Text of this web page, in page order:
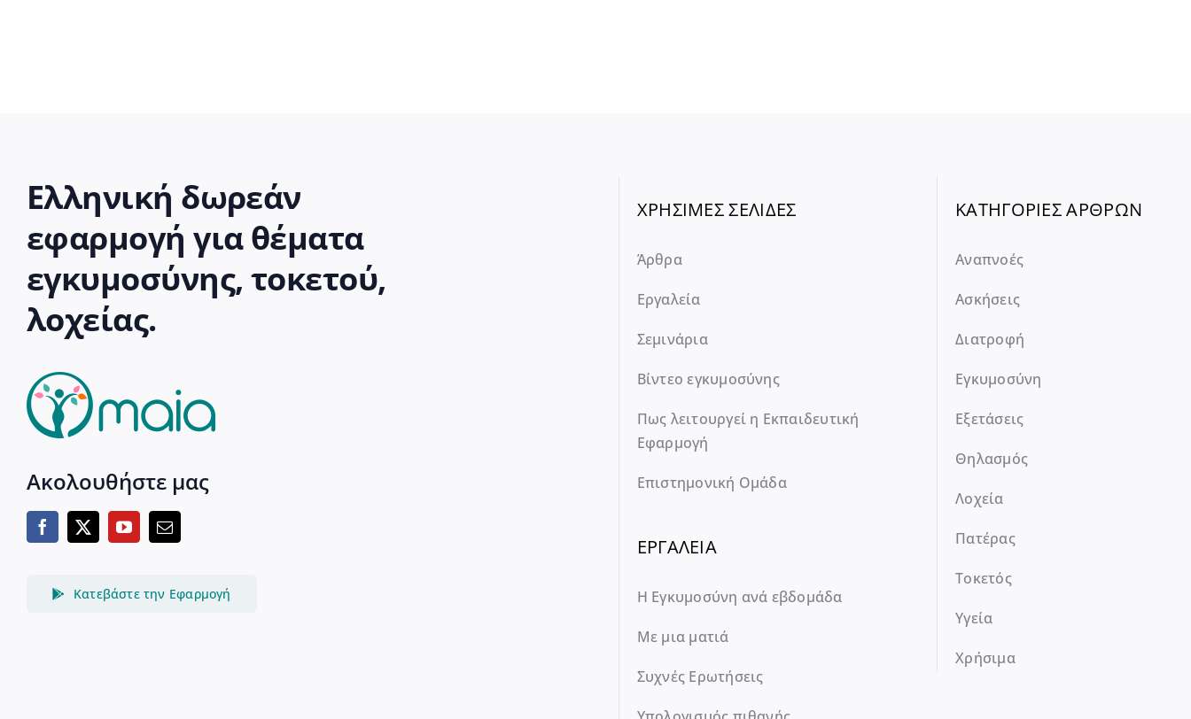
Ελληνική δωρεάν
εφαρμογή για θέματα
εγκυμοσύνης, τοκετού,
λοχείας.
Ακολουθήστε μας
Κατεβάστε την Εφαρμογή
ΧΡΗΣΙΜΕΣ ΣΕΛΙΔΕΣ
Άρθρα
Εργαλεία
Σεμινάρια
Βίντεο εγκυμοσύνης
Πως λειτουργεί η Εκπαιδευτική
Εφαρμογή
Επιστημονική Ομάδα
ΕΡΓΑΛΕΙΑ
Η Εγκυμοσύνη ανά εβδομάδα
Με μια ματιά
Συχνές Ερωτήσεις
ΚΑΤΗΓΟΡΙΕΣ ΑΡΘΡΩΝ
Αναπνοές
Ασκήσεις
Διατροφή
Εγκυμοσύνη
Εξετάσεις
Θηλασμός
Λοχεία
Πατέρας
Τοκετός
Υγεία
Χρήσιμα